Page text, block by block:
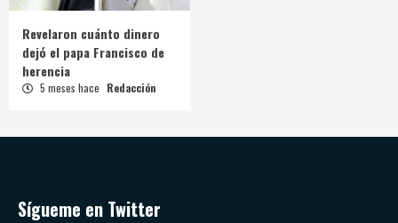
Revelaron cuánto dinero
dejó el papa Francisco de
herencia
5 meses hace Redacción
Sígueme en Twitter